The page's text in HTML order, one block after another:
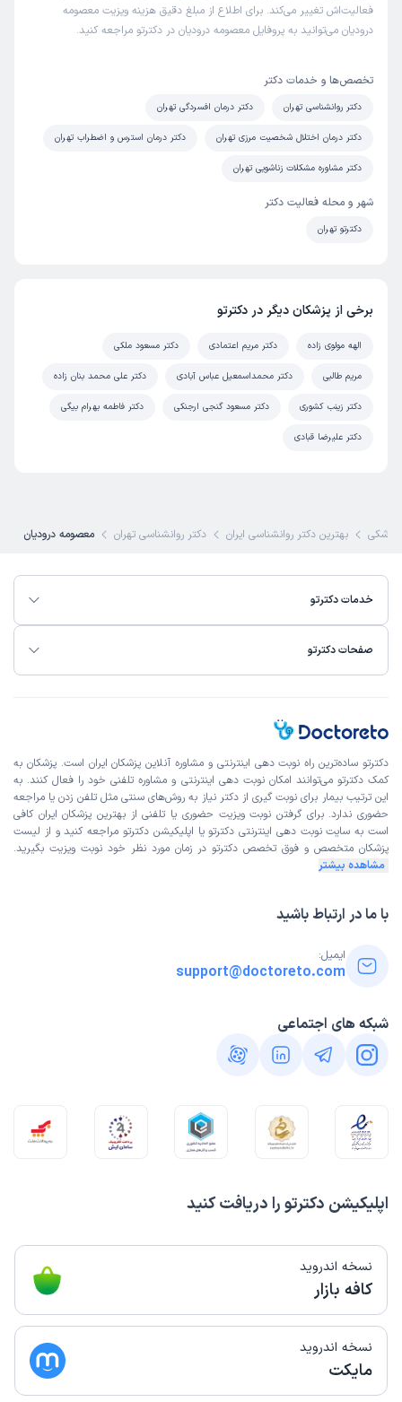
فعالیت‌اش تغییر می‌کند. برای اطلاع از مبلغ دقیق هزینه ویزیت معصومه
درودیان می‌توانید به پروفایل معصومه درودیان در دکترتو مراجعه کنید.
تخصص‌ها و خدمات دکتر
دکتر روانشناسی تهران دکتر درمان افسردگی تهران
دکتر درمان اختلال شخصیت مرزی تهران دکتر درمان استرس و اضطراب تهران
دکتر مشاوره مشکلات زناشویی تهران
شهر و محله فعالیت دکتر
دکترتو تهران
برخی از پزشکان دیگر در دکترتو
الهه مولوی زاده دکتر مریم اعتمادی دکتر مسعود ملکی
مریم طالبی دکتر محمداسمعیل عباس آبادی دکتر علی محمد بنان زاده
دکتر زینب کشوری دکتر مسعود گنجی ارجنکی دکتر فاطمه بهرام بیگی
دکتر علیرضا قبادی
بهترین دکتر روانشناسی ایران دکتر روانشناسی تهران معصومه درودیان
خدمات دکترتو
صفحات دکترتو
اپلیکیشن دکترتو را دریافت کنید
نسخه اندروید
کافه بازار
نسخه اندروید
مایکت
دکترتو ساده‌ترین راه نوبت‌ دهی اینترنتی و مشاوره آنلاین پزشکان ایران است. پزشکان به
کمک دکترتو می‌توانند امکان نوبت دهی اینترنتی و مشاوره تلفنی خود را فعال کنند. به
این ترتیب بیمار برای نوبت گیری از دکتر نیاز به روش‌های سنتی مثل تلفن زدن یا مراجعه
حضوری ندارد. برای گرفتن نوبت ویزیت حضوری یا تلفنی از بهترین پزشکان ایران کافی
است به سایت نوبت دهی اینترنتی دکترتو یا اپلیکیشن دکترتو مراجعه کنید و از لیست
پزشکان متخصص و فوق تخصص دکترتو در زمان مورد نظر خود نوبت ویزیت بگیرید.
مشاهده بیشتر
با ما در ارتباط باشید
ایمیل:
support@doctoreto.com
شبکه های اجتماعی